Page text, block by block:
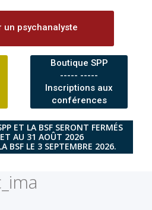
un psychanalyste
Boutique SPP
----- -----
Inscriptions aux
conférences
ET LA BSF SERONT FERMÉS
AU 31 AOÛT 2026
BSF LE 3 SEPTEMBRE 2026.